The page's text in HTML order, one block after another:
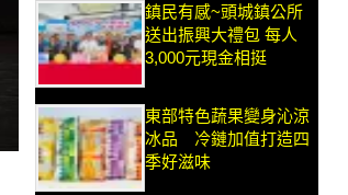
鎮民有感~頭城鎮公所
送出振興大禮包 每人
3,000元現金相挺
東部特色蔬果變身沁涼
冰品 冷鏈加值打造四
季好滋味